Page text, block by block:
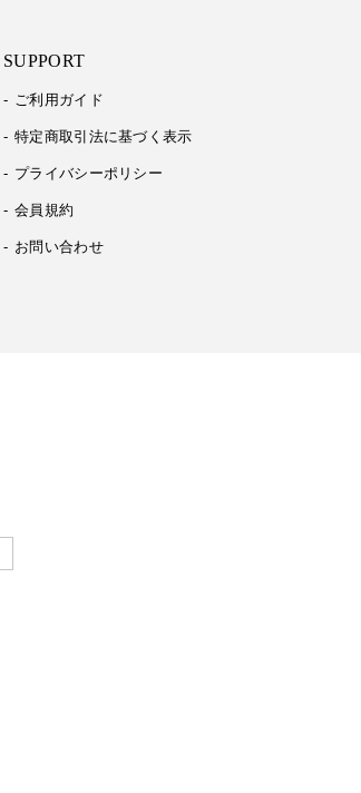
SUPPORT
ご利用ガイド
特定商取引法に基づく表示
プライバシーポリシー
会員規約
お問い合わせ